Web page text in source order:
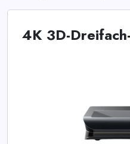
&Empfehlen
4K 3D-